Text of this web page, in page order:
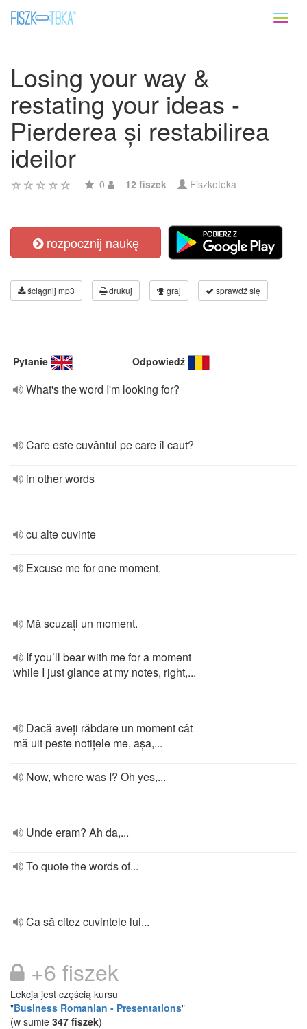
Losing your way &
restating your ideas -
Pierderea și restabilirea
ideilor
0 12 fiszek Fiszkoteka
rozpocznij naukę
ściągnij mp3 drukuj graj sprawdź się
Pytanie Odpowiedź
What's the word I'm looking for?
Care este cuvântul pe care îl caut?
in other words
cu alte cuvinte
Excuse me for one moment.
Mă scuzați un moment.
If you’ll bear with me for a moment
while I just glance at my notes, right,...
Dacă aveți răbdare un moment cât
mă uit peste notițele me, așa,...
Now, where was I? Oh yes,...
Unde eram? Ah da,...
To quote the words of...
Ca să citez cuvintele lui...
+6 fiszek
Lekcja jest częścią kursu
"Business Romanian - Presentations"
(w sumie 347 fiszek)